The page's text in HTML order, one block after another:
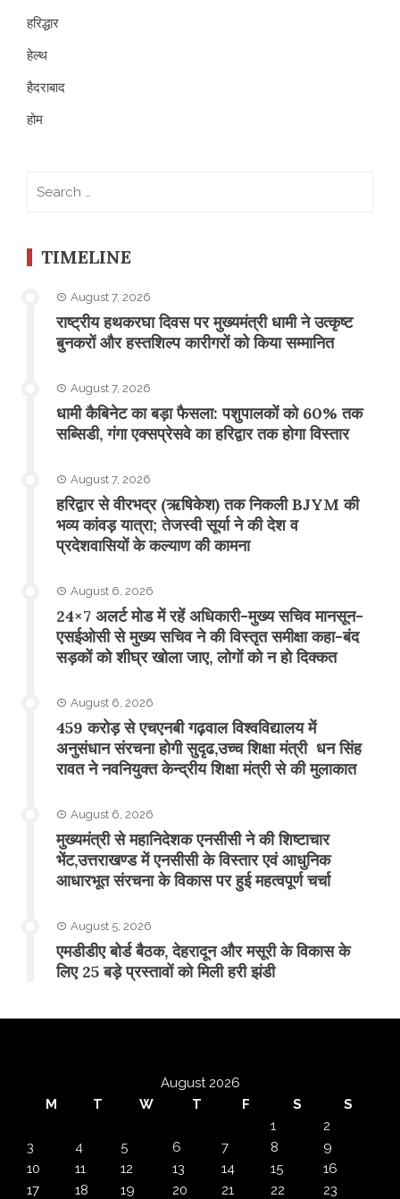
हरिद्धार
हेल्थ
हैदराबाद
होम
TIMELINE
August 7, 2026
राष्ट्रीय हथकरघा दिवस पर मुख्यमंत्री धामी ने उत्कृष्ट
बुनकरों और हस्तशिल्प कारीगरों को किया सम्मानित
August 7, 2026
​धामी कैबिनेट का बड़ा फैसला: पशुपालकों को 60% तक
सब्सिडी, गंगा एक्सप्रेसवे का हरिद्वार तक होगा विस्तार
August 7, 2026
​हरिद्वार से वीरभद्र (ऋषिकेश) तक निकली BJYM की
भव्य कांवड़ यात्रा; तेजस्वी सूर्या ने की देश व
प्रदेशवासियों के कल्याण की कामना
August 6, 2026
24×7 अलर्ट मोड में रहें अधिकारी-मुख्य सचिव मानसून-
एसईओसी से मुख्य सचिव ने की विस्तृत समीक्षा कहा-बंद
सड़कों को शीघ्र खोला जाए, लोगों को न हो दिक्कत
August 6, 2026
459 करोड़ से एचएनबी गढ़वाल विश्वविद्यालय में
अनुसंधान संरचना होगी सुदृढ,उच्च शिक्षा मंत्री धन सिंह
रावत ने नवनियुक्त केन्द्रीय शिक्षा मंत्री से की मुलाकात
August 6, 2026
मुख्यमंत्री से महानिदेशक एनसीसी ने की शिष्टाचार
भेंट,उत्तराखण्ड में एनसीसी के विस्तार एवं आधुनिक
आधारभूत संरचना के विकास पर हुई महत्वपूर्ण चर्चा
August 5, 2026
एमडीडीए बोर्ड बैठक, देहरादून और मसूरी के विकास के
लिए 25 बड़े प्रस्तावों को मिली हरी झंडी
August 2026
M
T W T F S
S
1
2
3
4 5 6 7 8
9
10
11 12 13 14 15
16
17
18 19 20 21 22
23